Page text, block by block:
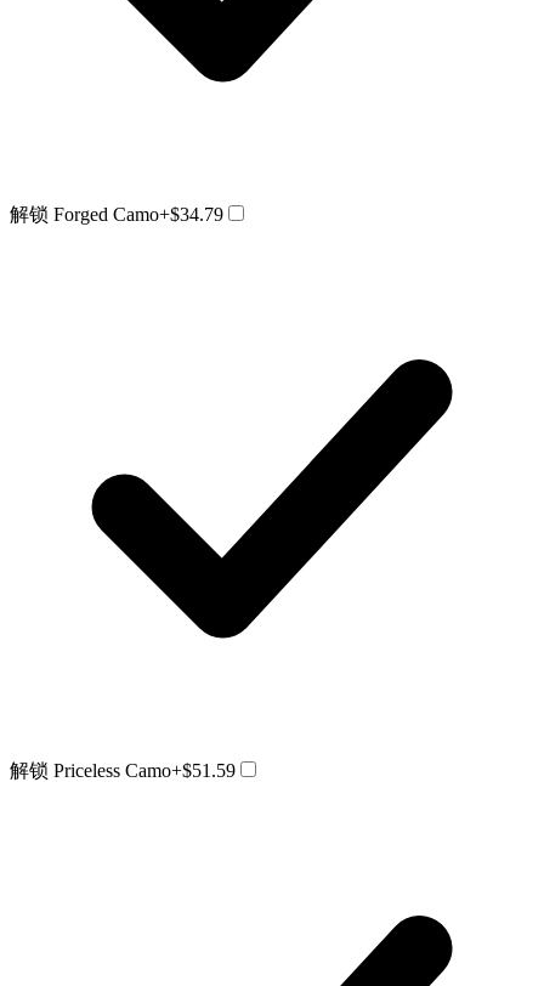
解锁 Forged Camo+$34.79
解锁 Priceless Camo+$51.59